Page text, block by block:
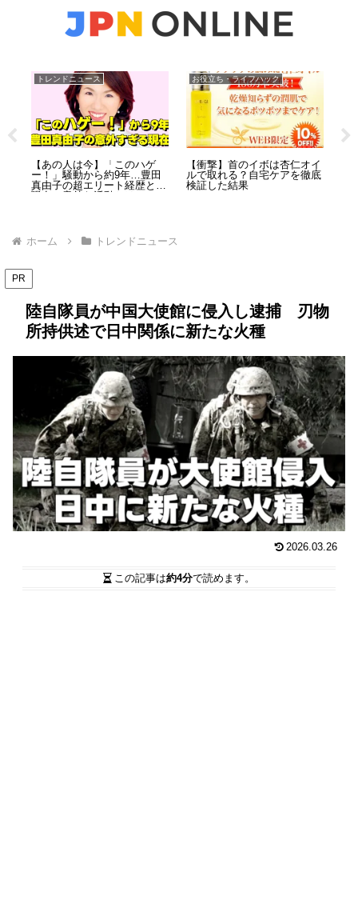
トレンドニュース
【あの人は今】「このハゲ
ー！」騒動から約9年…豊田
真由子の超エリート経歴と、
お役立ち・ライフハック
【衝撃】首のイボは杏仁オイ
ルで取れる？自宅ケアを徹底
検証した結果
ホーム トレンドニュース
PR
陸自隊員が中国大使館に侵入し逮捕 刃物
所持供述で日中関係に新たな火種
2026.03.26
この記事は約4分で読めます。